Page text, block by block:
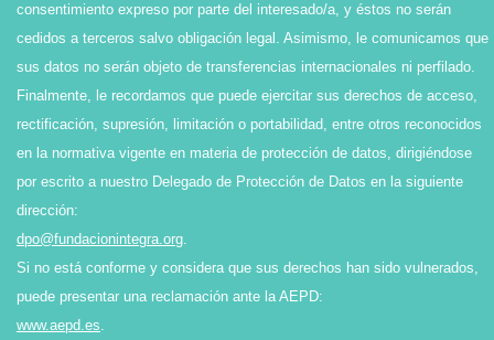
consentimiento expreso por parte del interesado/a, y éstos no serán
cedidos a terceros salvo obligación legal. Asimismo, le comunicamos que
sus datos no serán objeto de transferencias internacionales ni perfilado.
Finalmente, le recordamos que puede ejercitar sus derechos de acceso,
rectificación, supresión, limitación o portabilidad, entre otros reconocidos
en la normativa vigente en materia de protección de datos, dirigiéndose
por escrito a nuestro Delegado de Protección de Datos en la siguiente
dirección:
dpo@fundacionintegra.org.
Si no está conforme y considera que sus derechos han sido vulnerados,
puede presentar una reclamación ante la AEPD:
www.aepd.es.